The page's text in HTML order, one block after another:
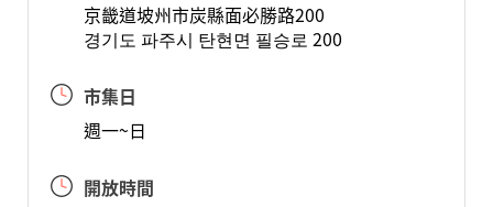
京畿道坡州市炭縣面必勝路200
경기도 파주시 탄현면 필승로 200
市集日
週一~日
開放時間